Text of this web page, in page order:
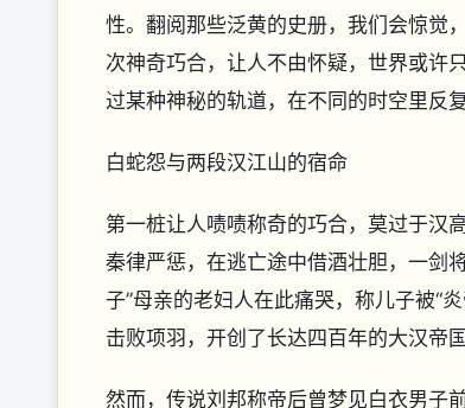
性。翻阅那些泛黄的史册，我们会惊觉
次神奇巧合，让人不由怀疑，世界或许
过某种神秘的轨道，在不同的时空里反复
白蛇怨与两段汉江山的宿命
第一桩让人啧啧称奇的巧合，莫过于汉
秦律严惩，在逃亡途中借酒壮胆，一剑
子”母亲的老妇人在此痛哭，称儿子被“
击败项羽，开创了长达四百年的大汉帝国
然而，传说刘邦称帝后曾梦见白衣男子